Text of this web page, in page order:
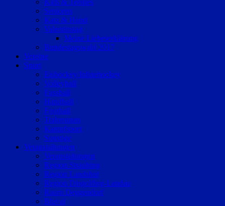
Kids & Teenies
Senioren
Katz & Hund
Valentinstag
Meine Liebeserklärung
Bundestagswahl 2017
Vereine
Sport
Eishockey/Inlinehockey
Volleyball
Fussball
Handball
Football
Trabrennen
Kampfsport
Sonstige
Veranstaltungen
Veranstaltungen
Region Straubing
Region Landshut
Region Dingolfing-Landau
Raum Deggendorf
Bluval